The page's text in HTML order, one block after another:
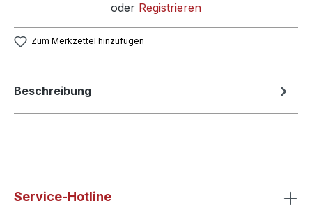
oder Registrieren
Zum Merkzettel hinzufügen
Beschreibung
Service-Hotline